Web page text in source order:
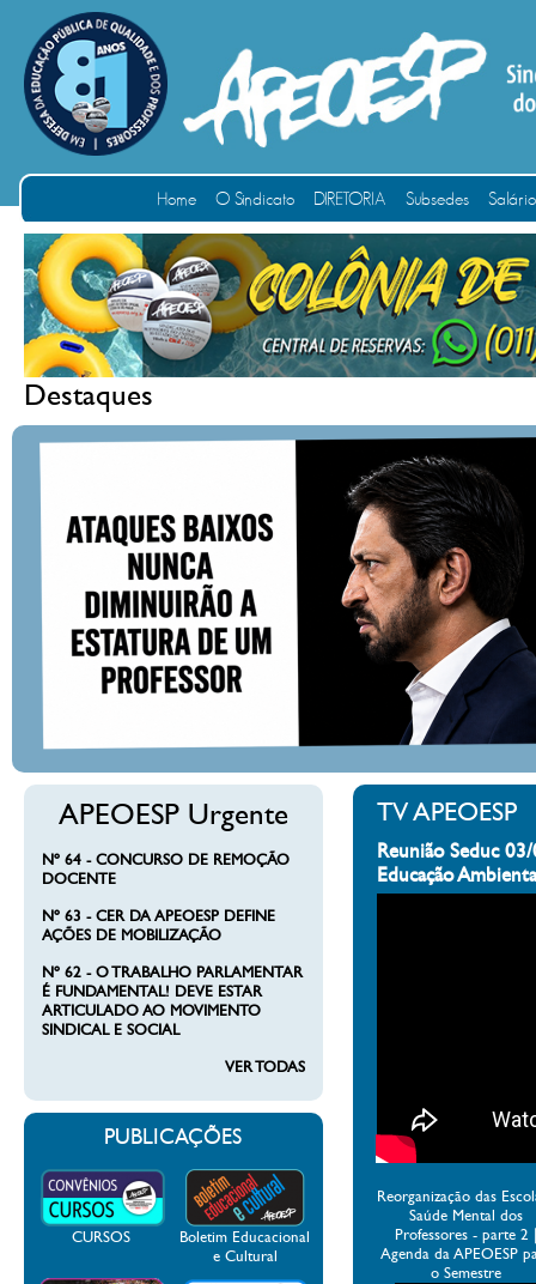
Home O Sindicato DIRETORIA Subsedes
Destaques
APEOESP Urgente
Nº 64 - CONCURSO DE REMOÇÃO
DOCENTE
Nº 63 - CER DA APEOESP DEFINE
AÇÕES DE MOBILIZAÇÃO
Nº 62 - O TRABALHO PARLAMENTAR
É FUNDAMENTAL! DEVE ESTAR
ARTICULADO AO MOVIMENTO
SINDICAL E SOCIAL
VER TODAS
PUBLICAÇÕES
CURSOS
Boletim Educacional
e Cultural
TV APEOESP
Reunião Seduc
Educação
Reorganização das
Saúde Mental dos
Professores - parte 2
Agenda da APEOESP
o Semestre